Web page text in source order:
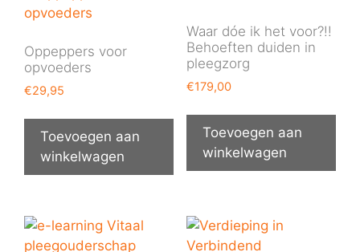
Oppeppers voor
opvoeders
€29,95
Toevoegen aan
winkelwagen
Waar dóe ik het voor?!!
Behoeften duiden in
pleegzorg
€179,00
Toevoegen aan
winkelwagen